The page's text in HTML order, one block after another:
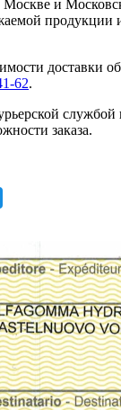
и
продукции
доставки
62.
заказа.